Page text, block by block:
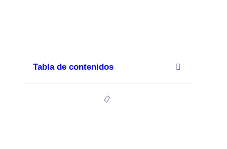
Tabla de contenidos